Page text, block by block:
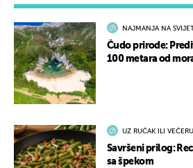
NAJMANJA NA
Čudo prirode:
100 metara od
UZ RUČAK ILI VEČERU
Savršeni prilog:
sa špekom